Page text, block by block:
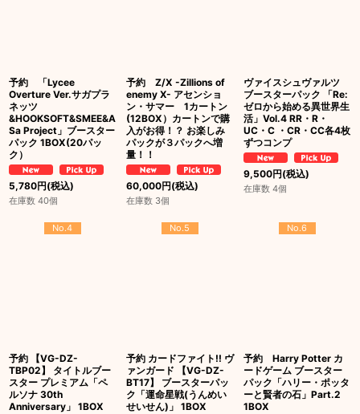
予約 「Lycee
Overture Ver.サガプラ
ネッツ
&HOOKSOFT&SMEE&A
Sa Project」ブースター
パック 1BOX(20パッ
ク）
5,780円(税込)
在庫数 40個
予約 Z/X -Zillions of
enemy X- アセンショ
ン・サマー 1カートン
(12BOX）カートンで購
入がお得！？ お楽しみ
パックが３パックへ増
量！！
60,000円(税込)
在庫数 3個
ヴァイスシュヴァルツ
ブースターパック 「Re:
ゼロから始める異世界生
活」Vol.4 RR・R・
UC・C ・CR・CC各4枚
ずつコンプ
9,500円(税込)
在庫数 4個
No.4
予約 【VG-DZ-
TBP02】 タイトルブー
スター プレミアム「ペ
ルソナ 30th
Anniversary」 1BOX
No.5
予約 カードファイト!! ヴ
ァンガード 【VG-DZ-
BT17】 ブースターパッ
ク「運命星戦(うんめい
せいせん)」 1BOX
No.6
予約 Harry Potter カ
ードゲーム ブースター
パック「ハリー・ポッタ
ーと賢者の石」Part.2
1BOX